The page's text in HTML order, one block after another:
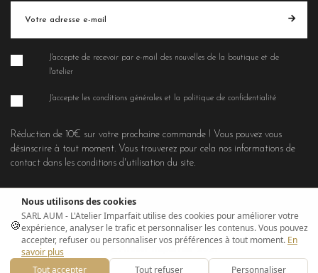
J'accepte de recevoir par e-mail des nouvelles de la boutique et de
l'atelier
J'accepte les conditions générales et la politique de confidentialité
Réduction de 10€ sur votre prochaine commande ! Vous pouvez vous
désinscrire à tout moment. Vous trouverez pour cela nos informations de
contact dans les conditions d'utilisation du site.
© L'Atelier Imparfait 2021
🍪
Nous utilisons des cookies
SARL AUM - L'Atelier Imparfait utilise des cookies pour améliorer votre
expérience, analyser le trafic et personnaliser les contenus. Vous pouvez
accepter, refuser ou personnaliser vos préférences à tout moment. En
savoir plus
Tout accepter
Tout refuser Personnaliser